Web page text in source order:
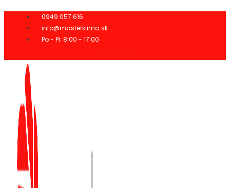
0949 057 616
info@masterklima.sk
Po - Pi: 8:00 - 17:00